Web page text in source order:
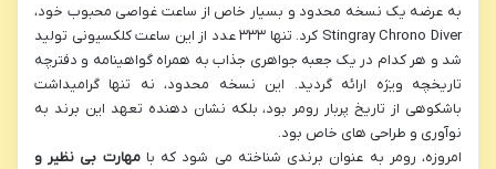
به عرضه یک نسخه محدود و بسیار خاص از ساعت غواصی محبوب خود،
Stingray Chrono Diver کرد. تنها ۳۳۳ عدد از این ساعت کلکسیونی تولید
شد و هر کدام در یک جعبه جواهری جذاب به همراه گواهینامه و دفترچه
تاریخچه ویژه ارائه گردید. این نسخه محدود، نه تنها گرامیداشت
باشکوهی از تاریخ پربار رومر بود، بلکه نشان دهنده تعهد این برند به
نوآوری و طراحی های خاص بود.
امروزه، رومر به عنوان برندی شناخته می شود که بامهارت بی نظیر و